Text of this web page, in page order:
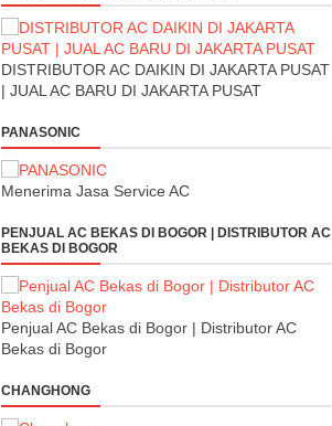
DISTRIBUTOR AC DAIKIN DI JAKARTA PUSAT
| JUAL AC BARU DI JAKARTA PUSAT
PANASONIC
Menerima Jasa Service AC
PENJUAL AC BEKAS DI BOGOR | DISTRIBUTOR AC
BEKAS DI BOGOR
Penjual AC Bekas di Bogor | Distributor AC
Bekas di Bogor
CHANGHONG